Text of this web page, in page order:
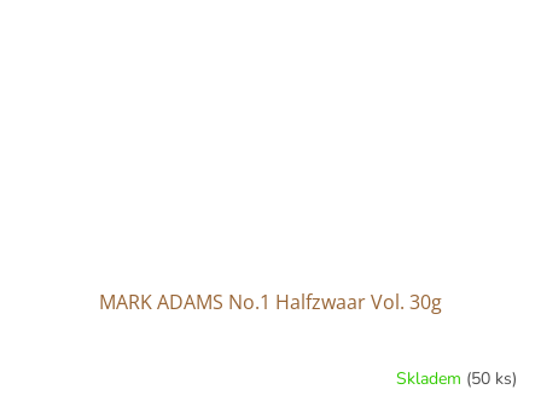
MARK ADAMS No.1 Halfzwaar Vol. 30g
Skladem (50 ks)